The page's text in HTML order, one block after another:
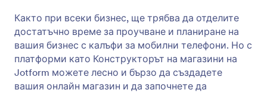
Както при всеки бизнес, ще трябва да отделите
достатъчно време за проучване и планиране на
вашия бизнес с калъфи за мобилни телефони. Но с
платформи като Конструкторът на магазини на
Jotform можете лесно и бързо да създадете
вашия онлайн магазин и да започнете да